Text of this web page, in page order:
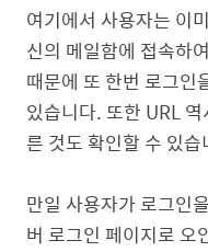
여기에서 사용자는 이
신의 메일함에 접속하
때문에 또 한번 로그인
있습니다. 또한 URL
른 것도 확인할 수 있습
만일 사용자가 로그인
버 로그인 페이지로 오